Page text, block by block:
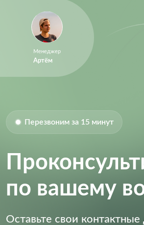
Size-Length:
Size-Width:
Supply Current:
Supply Voltage (DC):
Менеджер
Артём
Перезвоним за 15 минут
по вашему
Оставьте свои